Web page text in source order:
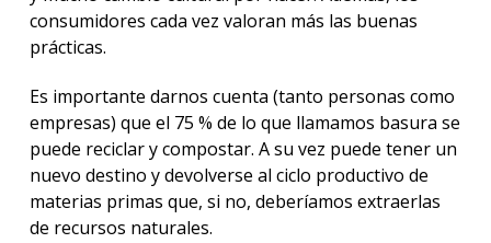
consumidores cada vez valoran más las buenas
prácticas.
Es importante darnos cuenta (tanto personas como
empresas) que el 75 % de lo que llamamos basura se
puede reciclar y compostar. A su vez puede tener un
nuevo destino y devolverse al ciclo productivo de
materias primas que, si no, deberíamos extraerlas
de recursos naturales.